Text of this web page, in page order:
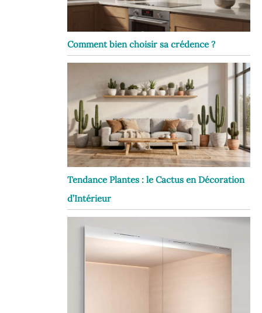
Comment bien choisir sa crédence ?
Tendance Plantes : le Cactus en Décoration
d’Intérieur